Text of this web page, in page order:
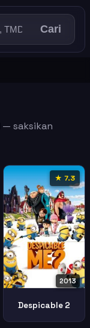
Cari
— saksikan
★ 7.3
2013
Despicable 2